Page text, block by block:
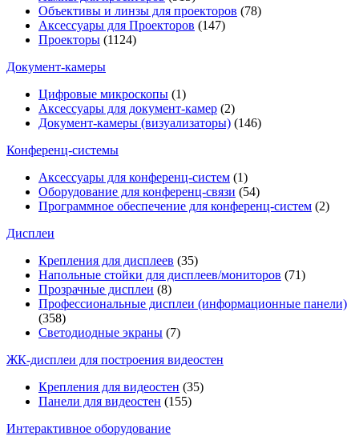
Объективы и линзы для проекторов (78)
Аксессуары для Проекторов (147)
Проекторы (1124)
Документ-камеры
Цифровые микроскопы (1)
Аксессуары для документ-камер (2)
Документ-камеры (визуализаторы) (146)
Конференц-системы
Аксессуары для конференц-систем (1)
Оборудование для конференц-связи (54)
Программное обеспечение для конференц-систем (2)
Дисплеи
Крепления для дисплеев (35)
Напольные стойки для дисплеев/мониторов (71)
Прозрачные дисплеи (8)
Профессиональные дисплеи (информационные панели)
(358)
Светодиодные экраны (7)
ЖК-дисплеи для построения видеостен
Крепления для видеостен (35)
Панели для видеостен (155)
Интерактивное оборудование